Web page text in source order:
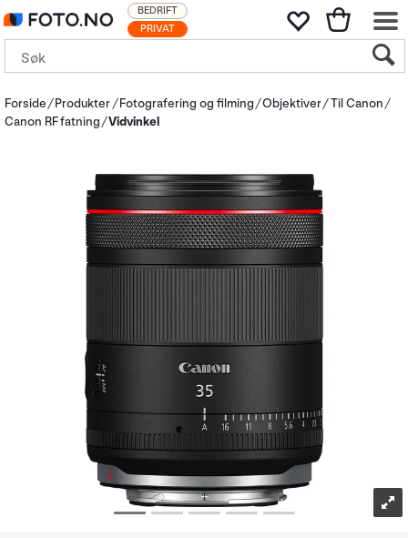
PRIVAT
BEDRIFT
Forside Produkter Fotografering og filming Objektiver Til Canon
Canon RF fatning
Vidvinkel